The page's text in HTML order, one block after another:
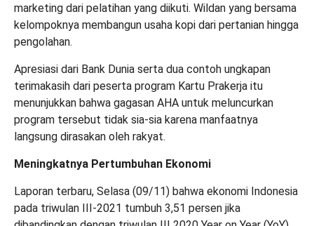
marketing dari pelatihan yang diikuti. Wildan yang bersama
kelompoknya membangun usaha kopi dari pertanian hingga
pengolahan.
Apresiasi dari Bank Dunia serta dua contoh ungkapan
terimakasih dari peserta program Kartu Prakerja itu
menunjukkan bahwa gagasan AHA untuk meluncurkan
program tersebut tidak sia-sia karena manfaatnya
langsung dirasakan oleh rakyat.
Meningkatnya Pertumbuhan Ekonomi
Laporan terbaru, Selasa (09/11) bahwa ekonomi Indonesia
pada triwulan III-2021 tumbuh 3,51 persen jika